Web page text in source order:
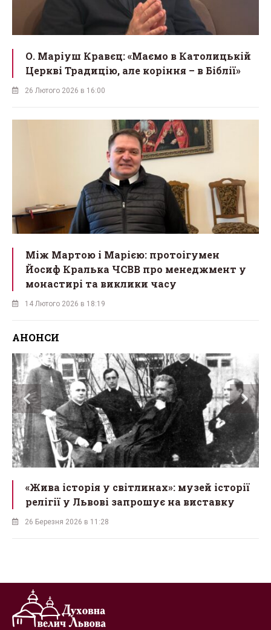
О. Маріуш Кравєц: «Маємо в Католицькій
Церкві Традицію, але коріння – в Біблії»
26 Лютого 2026 в 16:00
Між Мартою і Марією: протоігумен
Йосиф Кралька ЧСВВ про менеджмент у
монастирі та виклики часу
14 Лютого 2026 в 18:19
АНОНСИ
«Жива історія у світлинах»: музей історії
релігії у Львові запрошує на виставку
26 Березня 2026 в 11:28